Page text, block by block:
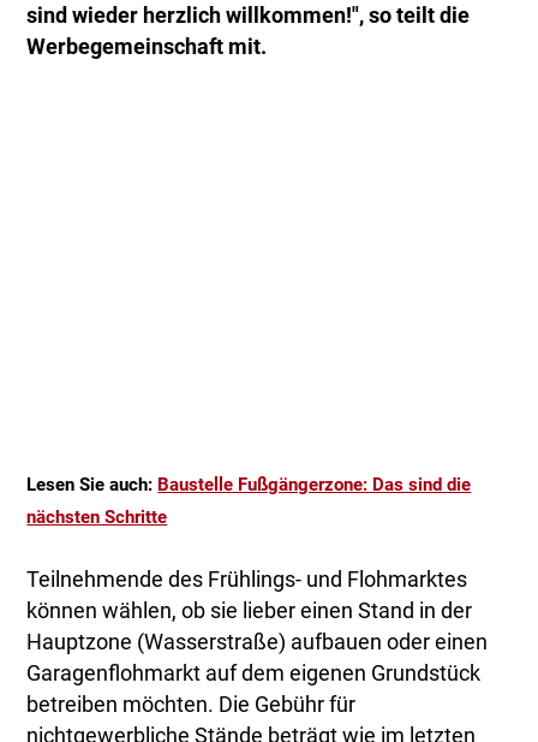
sind wieder herzlich willkommen!", so teilt die
Werbegemeinschaft mit.
Lesen Sie auch: Baustelle Fußgängerzone: Das sind die
nächsten Schritte
Teilnehmende des Frühlings- und Flohmarktes
können wählen, ob sie lieber einen Stand in der
Hauptzone (Wasserstraße) aufbauen oder einen
Garagenflohmarkt auf dem eigenen Grundstück
betreiben möchten. Die Gebühr für
nichtgewerbliche Stände beträgt wie im letzten